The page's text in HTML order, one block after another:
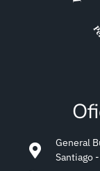
General
Santiago